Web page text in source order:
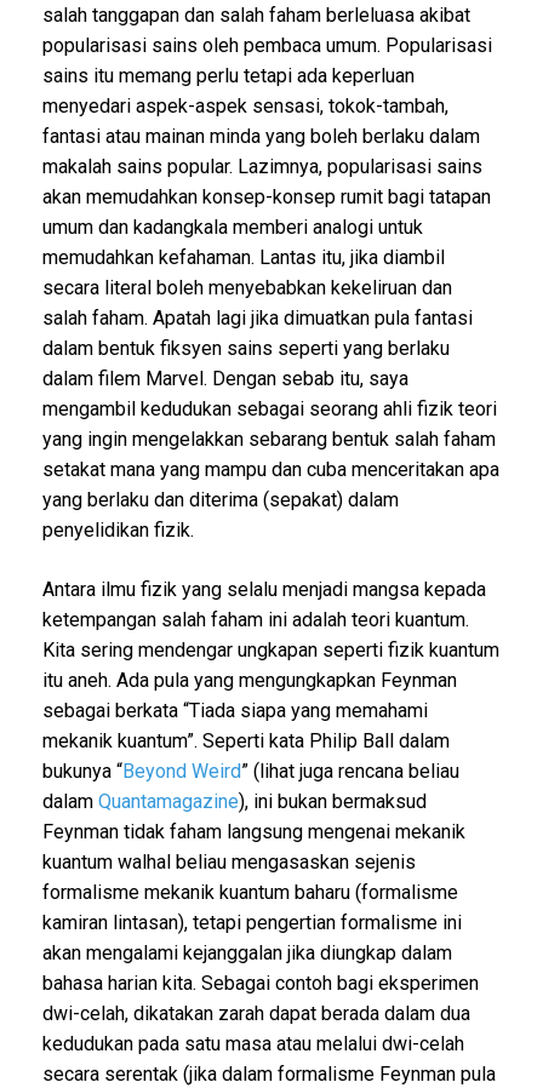
salah tanggapan dan salah faham berleluasa akibat
popularisasi sains oleh pembaca umum. Popularisasi
sains itu memang perlu tetapi ada keperluan
menyedari aspek-aspek sensasi, tokok-tambah,
fantasi atau mainan minda yang boleh berlaku dalam
makalah sains popular. Lazimnya, popularisasi sains
akan memudahkan konsep-konsep rumit bagi tatapan
umum dan kadangkala memberi analogi untuk
memudahkan kefahaman. Lantas itu, jika diambil
secara literal boleh menyebabkan kekeliruan dan
salah faham. Apatah lagi jika dimuatkan pula fantasi
dalam bentuk fiksyen sains seperti yang berlaku
dalam filem Marvel. Dengan sebab itu, saya
mengambil kedudukan sebagai seorang ahli fizik teori
yang ingin mengelakkan sebarang bentuk salah faham
setakat mana yang mampu dan cuba menceritakan apa
yang berlaku dan diterima (sepakat) dalam
penyelidikan fizik.
Antara ilmu fizik yang selalu menjadi mangsa kepada
ketempangan salah faham ini adalah teori kuantum.
Kita sering mendengar ungkapan seperti fizik kuantum
itu aneh. Ada pula yang mengungkapkan Feynman
sebagai berkata “Tiada siapa yang memahami
mekanik kuantum”. Seperti kata Philip Ball dalam
bukunya “Beyond Weird” (lihat juga rencana beliau
dalam Quantamagazine), ini bukan bermaksud
Feynman tidak faham langsung mengenai mekanik
kuantum walhal beliau mengasaskan sejenis
formalisme mekanik kuantum baharu (formalisme
kamiran lintasan), tetapi pengertian formalisme ini
akan mengalami kejanggalan jika diungkap dalam
bahasa harian kita. Sebagai contoh bagi eksperimen
dwi-celah, dikatakan zarah dapat berada dalam dua
kedudukan pada satu masa atau melalui dwi-celah
secara serentak (jika dalam formalisme Feynman pula